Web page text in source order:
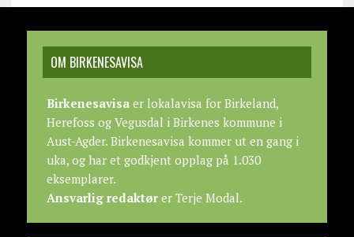
OM BIRKENESAVISA
Birkenesavisaer lokalavisa for Birkeland,
Herefoss og Vegusdal i Birkenes kommune i
Aust-Agder. Birkenesavisa kommer ut en gang i
uka, og har et godkjent opplag på 1.030
eksemplarer.
Ansvarlig redaktører Terje Modal.